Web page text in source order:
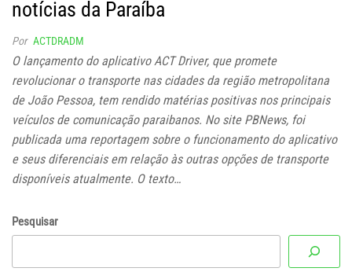
notícias da Paraíba
Por ACTDRADM
O lançamento do aplicativo ACT Driver, que promete
revolucionar o transporte nas cidades da região metropolitana
de João Pessoa, tem rendido matérias positivas nos principais
veículos de comunicação paraibanos. No site PBNews, foi
publicada uma reportagem sobre o funcionamento do aplicativo
e seus diferenciais em relação às outras opções de transporte
disponíveis atualmente. O texto…
Pesquisar